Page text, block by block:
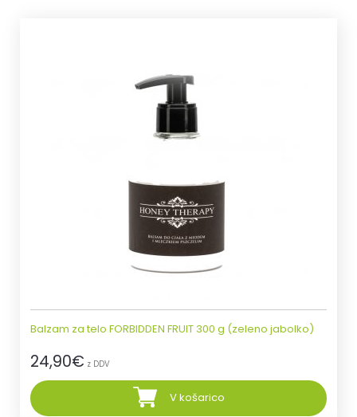
Balzam za telo FORBIDDEN FRUIT 300 g (zeleno jabolko)
24,90€ z DDV
V košarico